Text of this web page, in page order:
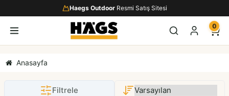
Haegs OutdoorResmi Satış Sitesi
0
Anasayfa
Filtrele